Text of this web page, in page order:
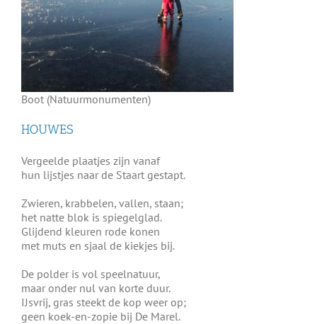
Boot (Natuurmonumenten)
HOUWES
Vergeelde plaatjes zijn vanaf
hun lijstjes naar de Staart gestapt.
Zwieren, krabbelen, vallen, staan;
het natte blok is spiegelglad.
Glijdend kleuren rode konen
met muts en sjaal de kiekjes bij.
De polder is vol speelnatuur,
maar onder nul van korte duur.
IJsvrij, gras steekt de kop weer op;
geen koek-en-zopie bij De Marel.